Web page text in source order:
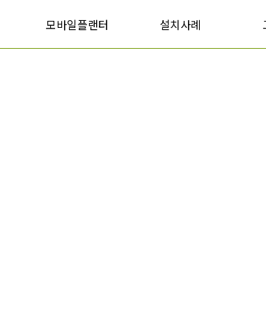
모바일플랜터 설치사례